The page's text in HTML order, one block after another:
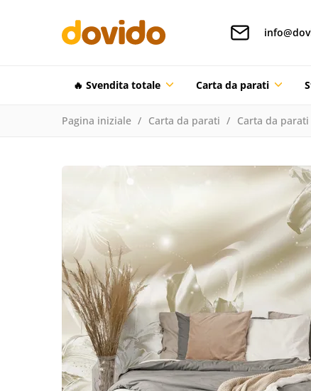
🔥 Svendita totale Carta da parati
Pagina iniziale Carta da parati Carta da